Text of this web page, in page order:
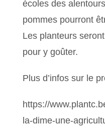
écoles des
pommes pourront
Les planteurs
pour y goûter.
Plus d’infos sur le
https://
la-dime-une-